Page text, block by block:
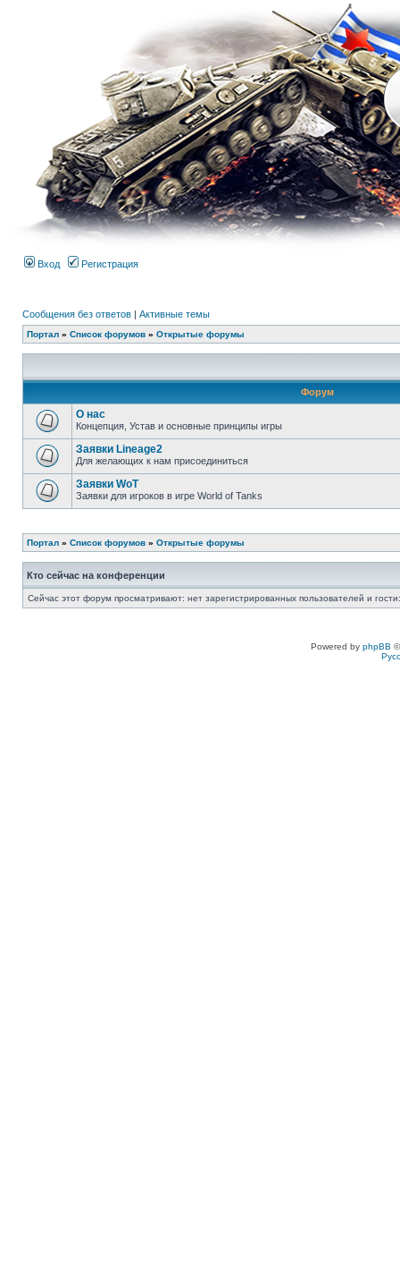
Вход Регистрация
Сообщения без ответов | Активные темы
Портал » Список форумов » Открытые форумы
Форум
О нас
Концепция, Устав и основные принципы игры
Заявки Lineage2
Для желающих к нам присоединиться
Заявки WoT
Заявки для игроков в игре World of Tanks
Портал » Список форумов » Открытые форумы
Кто сейчас на конференции
Сейчас этот форум просматривают: нет зарегистрированных пользователей и
Powered by phpBB